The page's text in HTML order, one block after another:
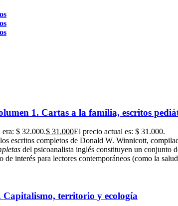
1. Cartas a la familia, escritos
$ 32.000.$ 31.000El precio actual es: $ 31.000.
escritos completos de Donald W. Winnicott,
del psicoanalista inglés constituyen un conjunto
de interés para lectores contemporáneos (como la
Capitalismo, territorio y ecología